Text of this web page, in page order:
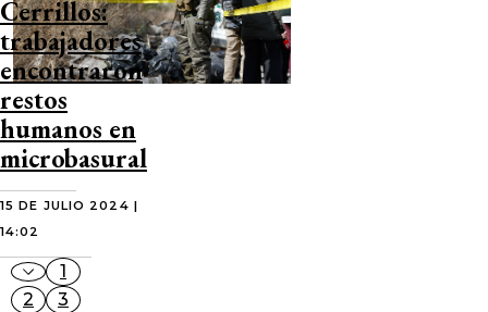
Cerrillos:
trabajadores
encontraron
restos
humanos en
microbasural
15 DE JULIO 2024 |
14:02
1
2
3